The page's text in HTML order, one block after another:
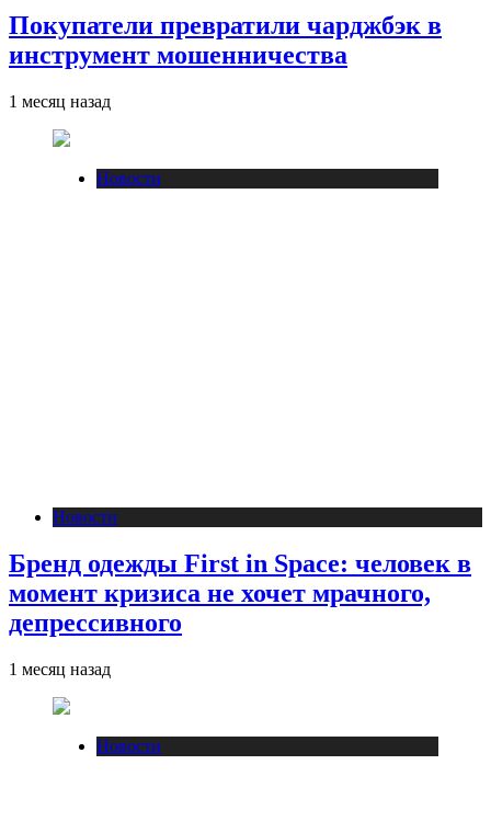
Покупатели превратили чарджбэк в
инструмент мошенничества
1 месяц назад
Новости
Новости
Бренд одежды First in Space: человек в
момент кризиса не хочет мрачного,
депрессивного
1 месяц назад
Новости